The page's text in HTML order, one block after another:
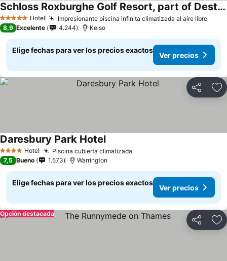
5 Estrellas Hotel Impresionante piscina infinita climatizada al aire libre
Schloss Roxburghe Golf Resort, part of Destination by Hyatt
8,9 Excelente 4.244 Kelso
Elige fechas para ver los precios exactos
Ver precios
Compartir
4 EstrellasHotel Piscina cubierta climatizada
Daresbury Park Hotel
7,5 Bueno 1.573 Warrington
Elige fechas para ver los precios exactos
Ver precios
Compartir
Opción destacada